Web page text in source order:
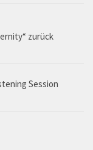
zurück
Session